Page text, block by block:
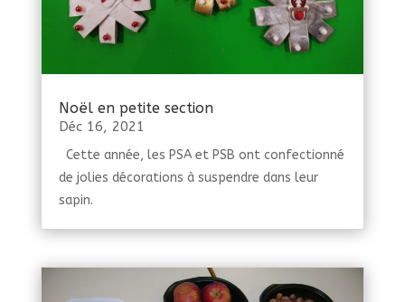
Noël en petite section
Déc 16, 2021
Cette année, les PSA et PSB ont confectionné
de jolies décorations à suspendre dans leur
sapin.